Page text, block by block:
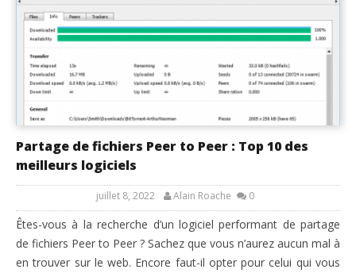
Partage de fichiers Peer to Peer : Top 10 des
meilleurs logiciels
juillet 8, 2022 Alain Roache 0
Êtes-vous à la recherche d’un logiciel performant de partage
de fichiers Peer to Peer ? Sachez que vous n’aurez aucun mal à
en trouver sur le web. Encore faut-il opter pour celui qui vous